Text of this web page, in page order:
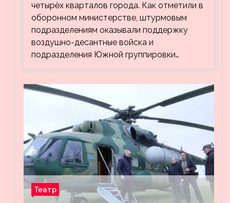
четырёх кварталов города. Как отметили в
оборонном министерстве, штурмовым
подразделениям оказывали поддержку
воздушно-десантные войска и
подразделения Южной группировки…
Театр